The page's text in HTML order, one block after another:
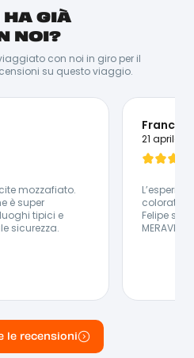
dove lavora come
ama far scoprire
storia autentica della sua
è molto più di quanto
- 🇪🇸 Spagnolo
HA GIÀ
NOI?
con noi in giro per il
su questo viaggio.
mozzafiato.
è super
tipici e
sicurezza.
21 aprile
colorata,
Felipe
le recensioni